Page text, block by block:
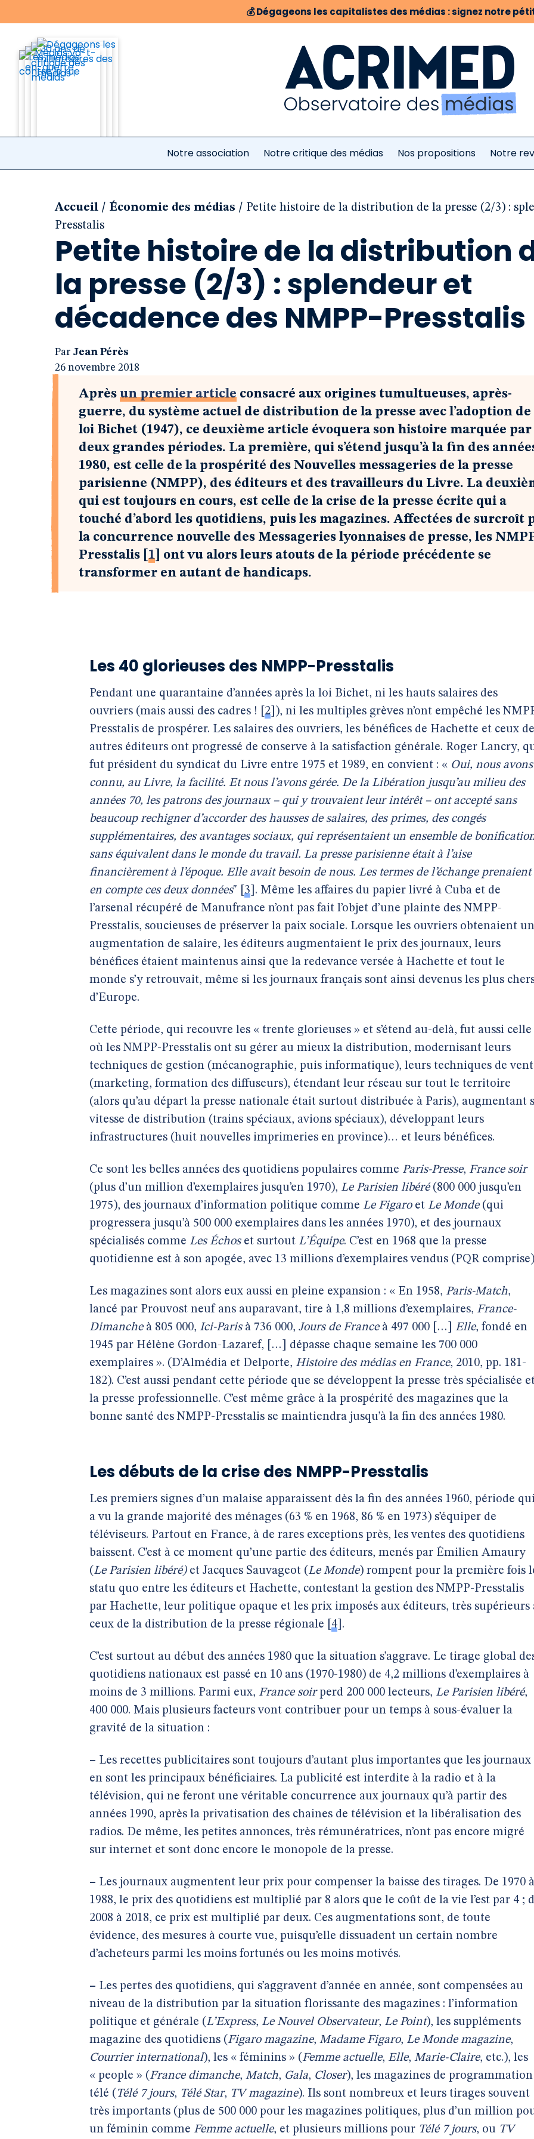
💰Dégageons les capitalistes des médias : signez notre
Notre association Notre critique des médias Nos propositions Notre
Accueil / Économie des médias / Petite histoire de la distribution de la presse (2/3) :
Presstalis
Petite histoire de la distribution
la presse (2/3) : splendeur et
décadence des NMPP-Presstalis
Par Jean Pérès
26 novembre 2018
Après un premier article consacré aux origines tumultueuses, après-
guerre, du système actuel de distribution de la presse avec l’adoption de
loi Bichet (1947), ce deuxième article évoquera son histoire marquée par
deux grandes périodes. La première, qui s’étend jusqu’à la fin des
1980, est celle de la prospérité des Nouvelles messageries de la presse
parisienne (NMPP), des éditeurs et des travailleurs du Livre. La
qui est toujours en cours, est celle de la crise de la presse écrite qui a
touché d’abord les quotidiens, puis les magazines. Affectées de surcroît
la concurrence nouvelle des Messageries lyonnaises de presse, les
Presstalis
1
ont vu alors leurs atouts de la période précédente se
transformer en autant de handicaps.
Les 40 glorieuses des NMPP-Presstalis
Pendant une quarantaine d’années après la loi Bichet, ni les hauts salaires des
ouvriers (mais aussi des cadres !
2 ), ni les multiples grèves n’ont empêché les
Presstalis de prospérer. Les salaires des ouvriers, les bénéfices de Hachette et ceux
autres éditeurs ont progressé de conserve à la satisfaction générale. Roger Lancry,
fut président du syndicat du Livre entre 1975 et 1989, en convient : « Oui, nous avons
connu, au Livre, la facilité. Et nous l’avons gérée. De la Libération jusqu’au milieu des
années 70, les patrons des journaux – qui y trouvaient leur intérêt – ont accepté sans
beaucoup rechigner d’accorder des hausses de salaires, des primes, des congés
supplémentaires, des avantages sociaux, qui représentaient un ensemble de
sans équivalent dans le monde du travail. La presse parisienne était à l’aise
financièrement à l’époque. Elle avait besoin de nous. Les termes de l’échange prenaient
en compte ces deux données" 3 . Même les affaires du papier livré à Cuba et de
l’arsenal récupéré de Manufrance n’ont pas fait l’objet d’une plainte des NMPP-
Presstalis, soucieuses de préserver la paix sociale. Lorsque les ouvriers obtenaient
augmentation de salaire, les éditeurs augmentaient le prix des journaux, leurs
bénéfices étaient maintenus ainsi que la redevance versée à Hachette et tout le
monde s’y retrouvait, même si les journaux français sont ainsi devenus les plus
d’Europe.
Cette période, qui recouvre les « trente glorieuses » et s’étend au-delà, fut aussi celle
où les NMPP-Presstalis ont su gérer au mieux la distribution, modernisant leurs
techniques de gestion (mécanographie, puis informatique), leurs techniques de
(marketing, formation des diffuseurs), étendant leur réseau sur tout le territoire
(alors qu’au départ la presse nationale était surtout distribuée à Paris), augmentant
vitesse de distribution (trains spéciaux, avions spéciaux), développant leurs
infrastructures (huit nouvelles imprimeries en province)… et leurs bénéfices.
Ce sont les belles années des quotidiens populaires comme Paris-Presse, France soir
(plus d’un million d’exemplaires jusqu’en 1970), Le Parisien libéré(800 000 jusqu’en
1975), des journaux d’information politique comme Le Figaroet Le Monde(qui
progressera jusqu’à 500 000 exemplaires dans les années 1970), et des journaux
spécialisés comme Les Échoset surtout L’Équipe. C’est en 1968 que la presse
quotidienne est à son apogée, avec 13 millions d’exemplaires vendus (PQR
Les magazines sont alors eux aussi en pleine expansion : « En 1958, Paris-Match,
lancé par Prouvost neuf ans auparavant, tire à 1,8 millions d’exemplaires, France-
Dimancheà 805 000, Ici-Parisà 736 000, Jours de Franceà 497 000 […] Elle, fondé en
1945 par Hélène Gordon-Lazaref, […] dépasse chaque semaine les 700 000
exemplaires ». (D’Almédia et Delporte, Histoire des médias en France, 2010, pp. 181-
182). C’est aussi pendant cette période que se développent la presse très spécialisée
la presse professionnelle. C’est même grâce à la prospérité des magazines que la
bonne santé des NMPP-Presstalis se maintiendra jusqu’à la fin des années 1980.
Les débuts de la crise des NMPP-Presstalis
Les premiers signes d’un malaise apparaissent dès la fin des années 1960, période
a vu la grande majorité des ménages (63 % en 1968, 86 % en 1973) s’équiper de
téléviseurs. Partout en France, à de rares exceptions près, les ventes des quotidiens
baissent. C’est à ce moment qu’une partie des éditeurs, menés par Émilien Amaury
(Le Parisien libéré)et Jacques Sauvageot (Le Monde) rompent pour la première fois
statu quo entre les éditeurs et Hachette, contestant la gestion des NMPP-Presstalis
par Hachette, leur politique opaque et les prix imposés aux éditeurs, très supérieurs
ceux de la distribution de la presse régionale
4 .
C’est surtout au début des années 1980 que la situation s’aggrave. Le tirage global
quotidiens nationaux est passé en 10 ans (1970-1980) de 4,2 millions d’exemplaires à
moins de 3 millions. Parmi eux, France soirperd 200 000 lecteurs, Le Parisien libéré,
400 000. Mais plusieurs facteurs vont contribuer pour un temps à sous-évaluer la
gravité de la situation :
– Les recettes publicitaires sont toujours d’autant plus importantes que les journaux
en sont les principaux bénéficiaires. La publicité est interdite à la radio et à la
télévision, qui ne feront une véritable concurrence aux journaux qu’à partir des
années 1990, après la privatisation des chaines de télévision et la libéralisation des
radios. De même, les petites annonces, très rémunératrices, n’ont pas encore migré
sur internet et sont donc encore le monopole de la presse.
– Les journaux augmentent leur prix pour compenser la baisse des tirages. De 1970 à
1988, le prix des quotidiens est multiplié par 8 alors que le coût de la vie l’est par 4 ;
2008 à 2018, ce prix est multiplié par deux. Ces augmentations sont, de toute
évidence, des mesures à courte vue, puisqu’elle dissuadent un certain nombre
d’acheteurs parmi les moins fortunés ou les moins motivés.
– Les pertes des quotidiens, qui s’aggravent d’année en année, sont compensées au
niveau de la distribution par la situation florissante des magazines : l’information
politique et générale (L’Express, Le Nouvel Observateur, Le Point), les suppléments
magazine des quotidiens (Figaro magazine, Madame Figaro, Le Monde magazine,
Courrier international), les « féminins » (Femme actuelle, Elle, Marie-Claire, etc.), les
« people » (France dimanche, Match, Gala, Closer), les magazines de programmation
télé ( Télé 7 jours, Télé Star, TV magazine). Ils sont nombreux et leurs tirages souvent
très importants (plus de 500 000 pour les magazines politiques, plus d’un million
un féminin comme Femme actuelle, et plusieurs millions pour Télé 7 jours, ou TV